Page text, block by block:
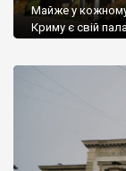
Майже у кожному
Криму є свій